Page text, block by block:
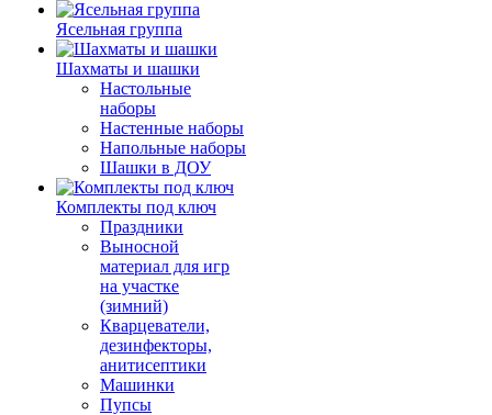
Ясельная группа
Шахматы и шашки
Настольные
наборы
Настенные наборы
Напольные наборы
Шашки в ДОУ
Комплекты под ключ
Праздники
Выносной
материал для игр
на участке
(зимний)
Кварцеватели,
дезинфекторы,
анитисептики
Машинки
Пупсы